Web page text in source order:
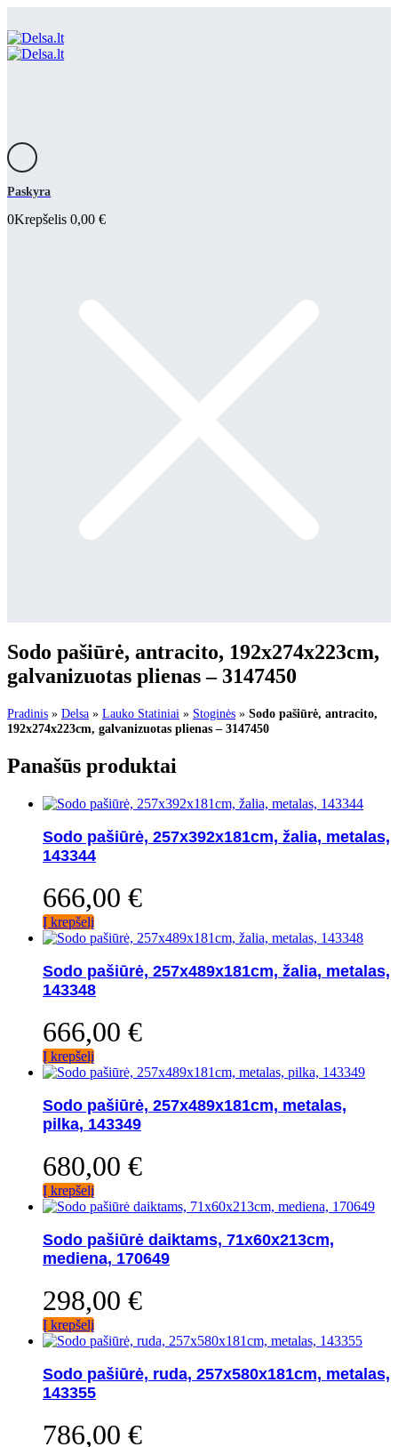
Paskyra
0Krepšelis 0,00 €
Sodo pašiūrė, antracito, 192x274x223cm,
galvanizuotas plienas – 3147450
Pradinis » Delsa » Lauko Statiniai » Stoginės » Sodo pašiūrė, antracito,
192x274x223cm, galvanizuotas plienas – 3147450
Panašūs produktai
Sodo pašiūrė, 257x392x181cm, žalia, metalas,
143344
666,00 €
Į krepšelį
Sodo pašiūrė, 257x489x181cm, žalia, metalas,
143348
666,00 €
Į krepšelį
Sodo pašiūrė, 257x489x181cm, metalas,
pilka, 143349
680,00 €
Į krepšelį
Sodo pašiūrė daiktams, 71x60x213cm,
mediena, 170649
298,00 €
Į krepšelį
Sodo pašiūrė, ruda, 257x580x181cm, metalas,
143355
786,00 €